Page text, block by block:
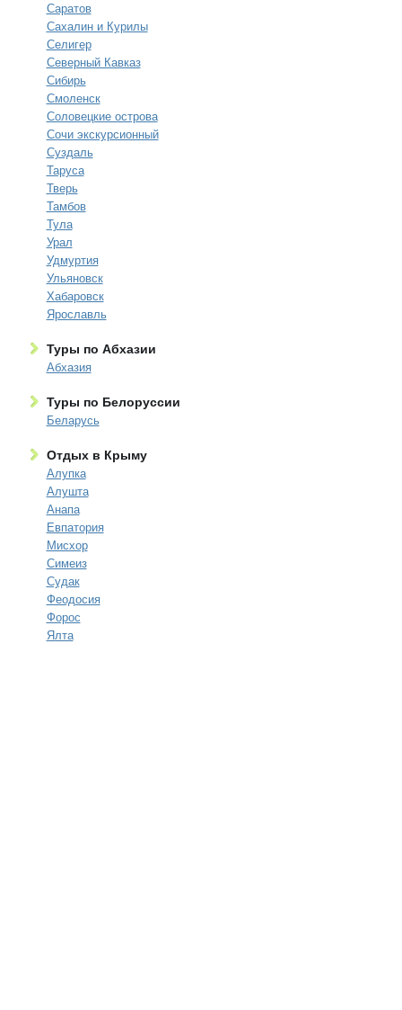
Саратов
Сахалин и Курилы
Селигер
Северный Кавказ
Сибирь
Смоленск
Соловецкие острова
Сочи экскурсионный
Суздаль
Таруса
Тверь
Тамбов
Тула
Урал
Удмуртия
Ульяновск
Хабаровск
Ярославль
Туры по Абхазии
Абхазия
Туры по Белоруссии
Беларусь
Отдых в Крыму
Алупка
Алушта
Анапа
Евпатория
Мисхор
Симеиз
Судак
Феодосия
Форос
Ялта